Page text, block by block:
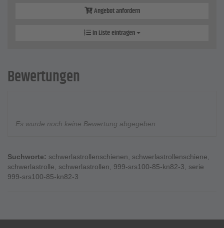
Angebot anfordern
In Liste eintragen
Bewertungen
Es wurde noch keine Bewertung abgegeben
Suchworte: schwerlastrollenschienen, schwerlastrollenschiene,
schwerlastrolle, schwerlastrollen, 999-srs100-85-kn82-3, serie
999-srs100-85-kn82-3